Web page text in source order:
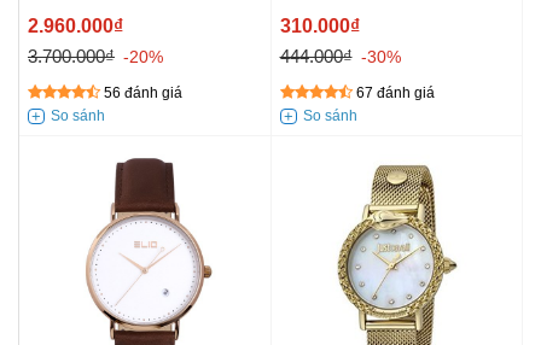
2.960.000₫
3.700.000₫ -20%
56 đánh giá
310.000₫
444.000₫ -30%
67 đánh giá